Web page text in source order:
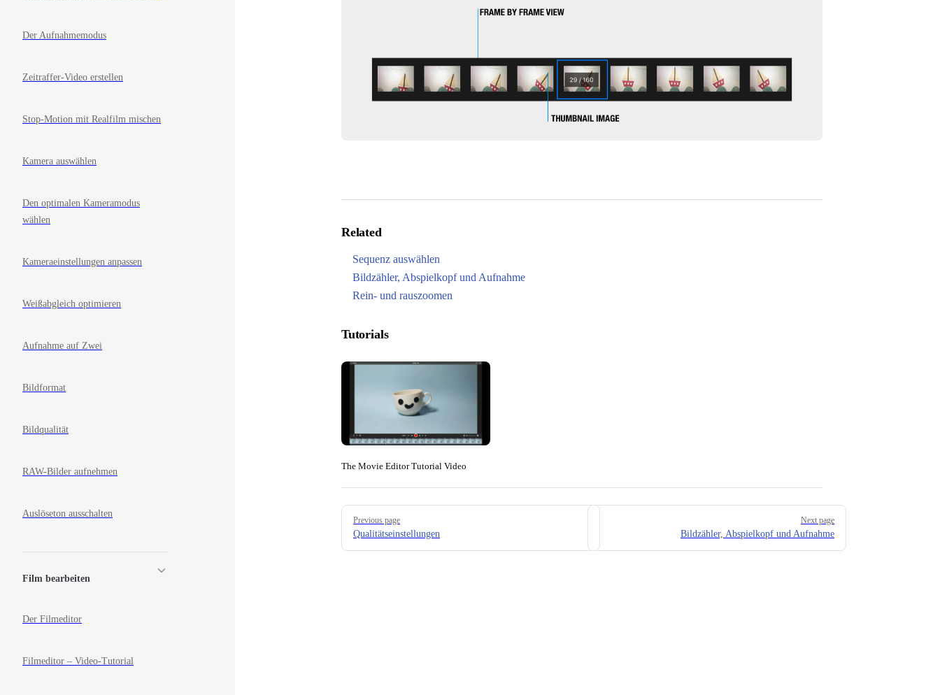
Der Aufnahmemodus
Zeitraffer-Video erstellen
Stop-Motion mit Realfilm mischen
Kamera auswählen
Den optimalen Kameramodus
wählen
Kameraeinstellungen anpassen
Weißabgleich optimieren
Aufnahme auf Zwei
Bildformat
Bildqualität
RAW-Bilder aufnehmen
Auslöseton ausschalten
Film bearbeiten
Der Filmeditor
Filmeditor – Video-Tutorial
Related
Sequenz auswählen
Bildzähler, Abspielkopf und Aufnahme
Rein- und rauszoomen
Tutorials
The Movie Editor Tutorial Video
Pager
Previous page
Qualitätseinstellungen
Next page
Bildzähler, Abspielkopf und Aufnahme